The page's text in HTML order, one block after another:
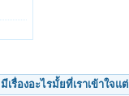
มีเรื่องอะไรมั้ยที่เราเข้าใจแ